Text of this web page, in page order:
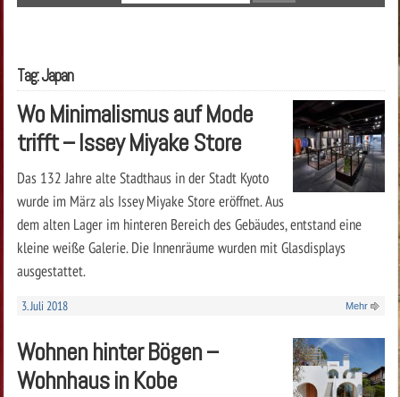
Tag: Japan
Wo Minimalismus auf Mode
trifft – Issey Miyake Store
Das 132 Jahre alte Stadthaus in der Stadt Kyoto
wurde im März als Issey Miyake Store eröffnet. Aus
dem alten Lager im hinteren Bereich des Gebäudes, entstand eine
kleine weiße Galerie. Die Innenräume wurden mit Glasdisplays
ausgestattet.
3. Juli 2018 Mehr
Wohnen hinter Bögen –
Wohnhaus in Kobe